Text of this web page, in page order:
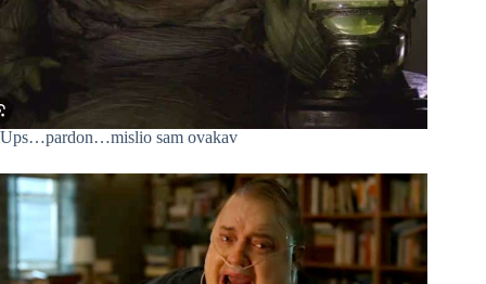
Ups…pardon…mislio sam ovakav